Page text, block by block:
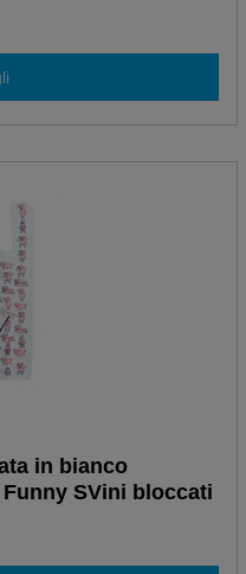
in bianco
SVini bloccati